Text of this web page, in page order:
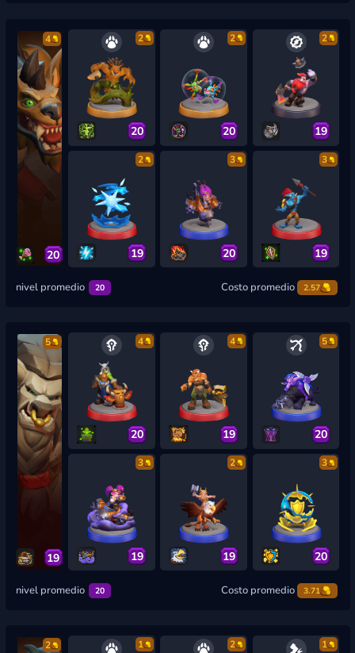
4
20
2
20
2
20
2
19
2
19
3
20
3
19
nivel promedio 20 Costo promedio 2.57
5
19
4
20
4
19
5
20
3
19
2
19
3
20
nivel promedio 20 Costo promedio 3.71
2 1 2 1